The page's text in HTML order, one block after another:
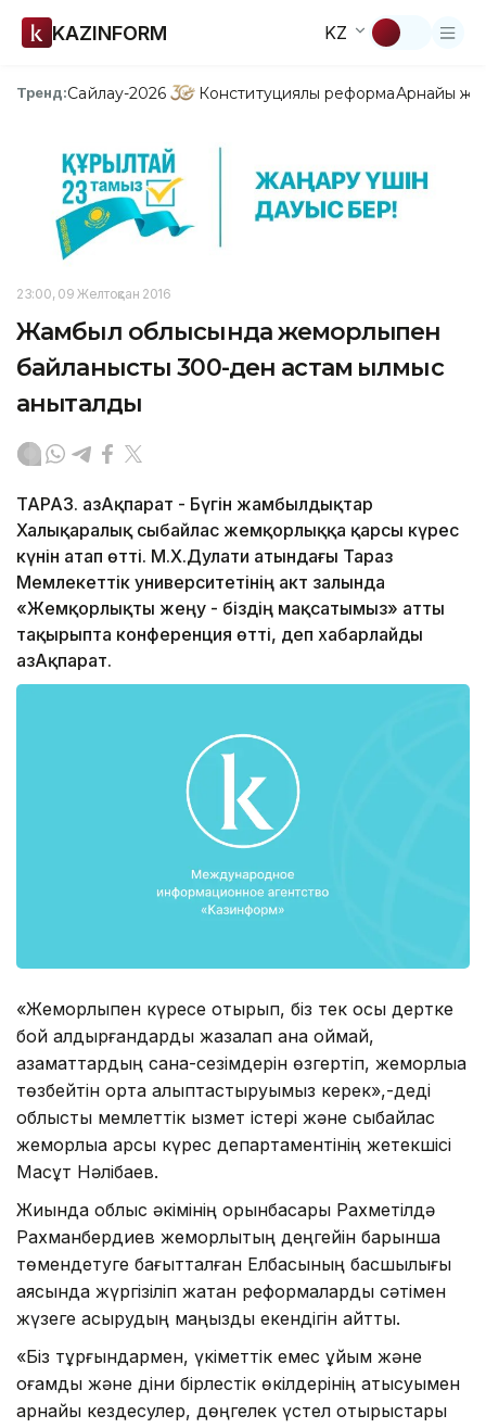
KAZINFORM KZ
Тренд:Сайлау-2026 Конституциялық реформаАрнайы
23:00, 09 Желтоқсан 2016
Жамбыл облысында жемқорлықпен
байланысты 300-ден астам қылмыс
анықталды
ТАРАЗ. ҚазАқпарат - Бүгін жамбылдықтар
Халықаралық сыбайлас жемқорлыққа қарсы күрес
күнін атап өтті. М.Х.Дулати атындағы Тараз
Мемлекеттік университетінің акт залында
«Жемқорлықты жеңу - біздің мақсатымыз» атты
тақырыпта конференция өтті, деп хабарлайды
ҚазАқпарат.
«Жемқорлықпен күресе отырып, біз тек осы дертке
бой алдырғандарды жазалап қана қоймай,
азаматтардың сана-сезімдерін өзгертіп, жемқорлыққа
төзбейтін орта қалыптастыруымыз керек»,-деді
облыстық мемлеттік қызмет істері және сыбайлас
жемқорлыққа қарсы күрес департаментінің жетекшісі
Мақсұт Нәлібаев.
Жиында облыс әкімінің орынбасары Рахметілдә
Рахманбердиев жемқорлықтың деңгейін барынша
төмендетуге бағытталған Елбасының басшылығы
аясында жүргізіліп жатқан реформаларды сәтімен
жүзеге асырудың маңызды екендігін айтты.
«Біз тұрғындармен, үкіметтік емес ұйым және
қоғамдық және діни бірлестік өкілдерінің қатысуымен
арнайы кездесулер, дөңгелек үстел отырыстары